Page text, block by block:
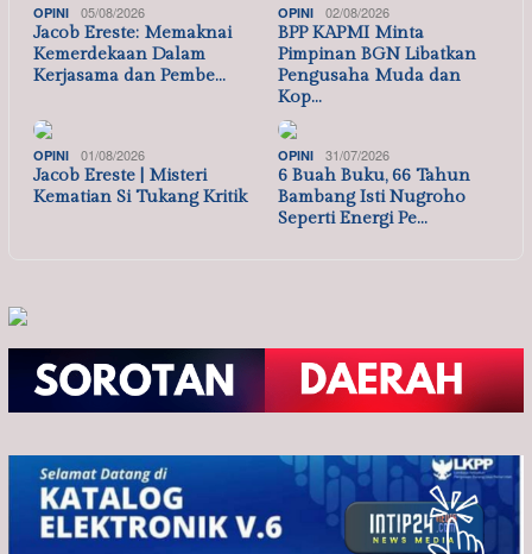
OPINI 05/08/2026
Jacob Ereste: Memaknai
Kemerdekaan Dalam
Kerjasama dan Pembe…
OPINI 02/08/2026
BPP KAPMI Minta
Pimpinan BGN Libatkan
Pengusaha Muda dan
Kop…
OPINI 01/08/2026
Jacob Ereste | Misteri
Kematian Si Tukang Kritik
OPINI 31/07/2026
6 Buah Buku, 66 Tahun
Bambang Isti Nugroho
Seperti Energi Pe…